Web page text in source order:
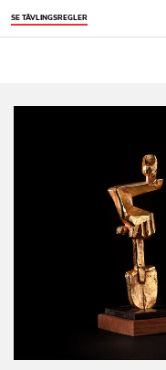
SE TÄVLINGSREGLER